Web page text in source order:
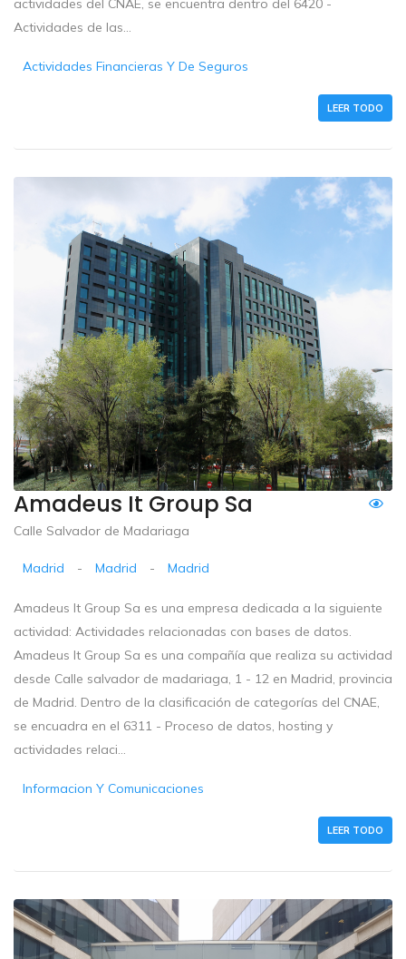
actividades del CNAE, se encuentra dentro del 6420 -
Actividades de las...
Actividades Financieras Y De Seguros
LEER TODO
Amadeus It Group Sa
Calle Salvador de Madariaga
Madrid - Madrid - Madrid
Amadeus It Group Sa es una empresa dedicada a la siguiente
actividad: Actividades relacionadas con bases de datos.
Amadeus It Group Sa es una compañía que realiza su actividad
desde Calle salvador de madariaga, 1 - 12 en Madrid, provincia
de Madrid. Dentro de la clasificación de categorías del CNAE,
se encuadra en el 6311 - Proceso de datos, hosting y
actividades relaci...
Informacion Y Comunicaciones
LEER TODO